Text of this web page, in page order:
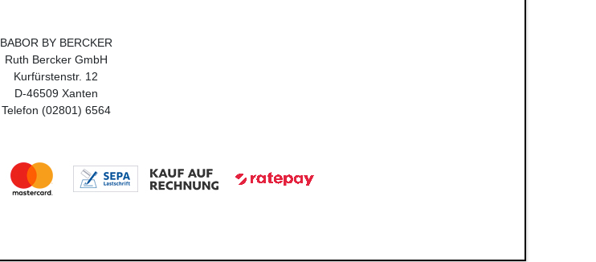
BABOR BY BERCKER
Ruth Bercker GmbH
Kurfürstenstr. 12
D-46509 Xanten
Telefon (02801) 6564